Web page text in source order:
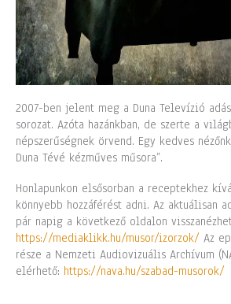
2007-ben jelent meg a Duna Televízió
sorozat. Azóta hazánkban, de szerte a
népszerűségnek örvend. Egy kedves
Duna Tévé kézműves műsora”.
Honlapunkon elsősorban a receptekhez
könnyebb hozzáférést adni. Az aktuálisan
pár napig a következő oldalon
https://mediaklikk.hu/musor/izorzok/ Az
része a Nemzeti Audiovizuális Archívum
elérhető: https://nava.hu/szabad-musorok/